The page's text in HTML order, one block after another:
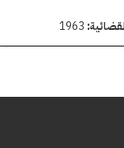
1963